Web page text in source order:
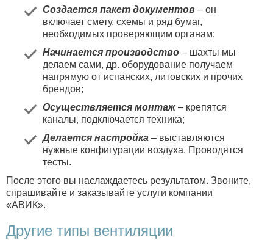
Создается пакет документов – он
включает смету, схемы и ряд бумаг,
необходимых проверяющим органам;
Начинается производство – шахты мы
делаем сами, др. оборудование получаем
напрямую от испанских, литовских и прочих
брендов;
Осуществляется монтаж– крепятся
каналы, подключается техника;
Делается настройка – выставляются
нужные конфигурации воздуха. Проводятся
тесты.
После этого вы наслаждаетесь результатом. Звоните,
спрашивайте и заказывайте услуги компании
«АВИК».
Другие типы вентиляции